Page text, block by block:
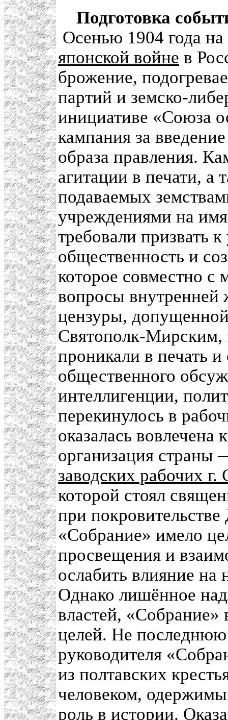
Подготовка
Осенью 1904 года
японской войне в
брожение,
партий и земско-
инициативе «Союза
кампания за
образа правления.
агитации в печати, а
подаваемых
учреждениями на
требовали призвать
общественность и
которое совместно
вопросы внутренней
цензуры,
Святополк-Мирским,
проникали в печать
общественного
интеллигенции,
перекинулось в
оказалась вовлечена
организация
заводских рабочих
которой стоял
при
«Собрание» имело
просвещения и
ослабить влияние
Однако лишённое
властей, «Собрание»
целей. Не последнюю
руководителя
из полтавских
человеком,
роль в истории.